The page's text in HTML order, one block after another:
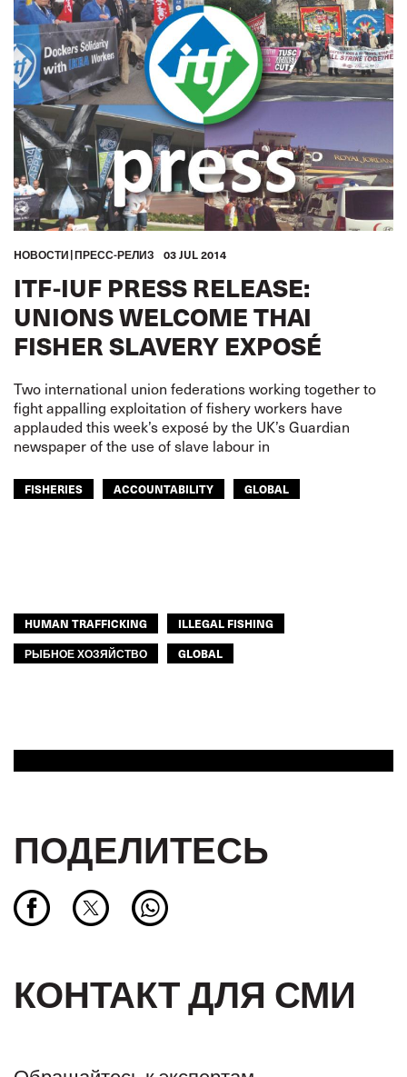
HОВОСТИ ПРЕСС-РЕЛИЗ 03 JUL 2014
ITF-IUF PRESS RELEASE:
UNIONS WELCOME THAI
FISHER SLAVERY EXPOSÉ
Two international union federations working together to
fight appalling exploitation of fishery workers have
applauded this week’s exposé by the UK’s Guardian
newspaper of the use of slave labour in
FISHERIES ACCOUNTABILITY GLOBAL
HUMAN TRAFFICKING
ILLEGAL FISHING
РЫБНОЕ ХОЗЯЙСТВО
GLOBAL
ПОДЕЛИТЕСЬ
КОНТАКТ ДЛЯ СМИ